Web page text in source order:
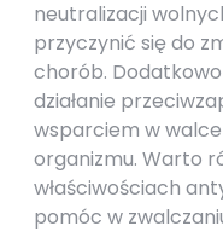
neutralizacji
przyczynić się do
chorób.
działanie
wsparciem w
organizmu. Warto
właściwościach
pomóc w